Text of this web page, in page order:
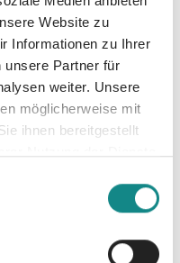
Website zu
Informationen zu Ihrer
unsere Partner für
weiter. Unsere
möglicherweise mit
ihnen bereitgestellt
düsteren
sie merkt zu spät,
schwebt
von Sophie
Kanadas.